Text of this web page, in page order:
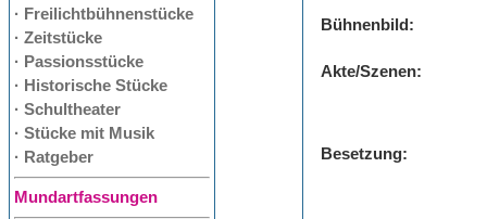
· Freilichtbühnenstücke
· Zeitstücke
· Passionsstücke
· Historische Stücke
· Schultheater
· Stücke mit Musik
· Ratgeber
Mundartfassungen
Bühnenbild:
Akte/Szenen:
Besetzung: